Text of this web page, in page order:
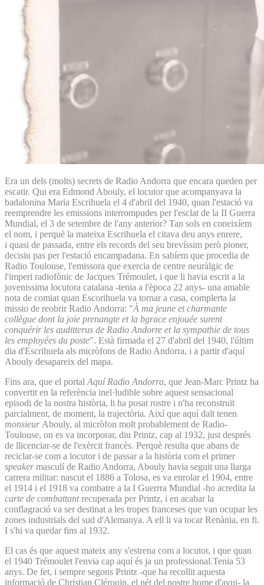
Era un dels (molts) secrets de Radio Andorra que encara queden per
escatir. Qui era Edmond Abouly, el locutor que acompanyava la
badalonina Maria Escrihuela el 4 d'abril del 1940, quan l'estació va
reemprendre les emissions interrompudes per l'esclat de la II Guerra
Mundial, el 3 de setembre de l'any anterior? Tan sols en coneixíem
el nom, i perquè la mateixa Escrihuela el citava deu anys enrere,
i quasi de passada, entre els records del seu brevíssim però pioner,
decisiu pas per l'estació encampadana. En sabíem que procedia de
Radio Toulouse, l'emissora que exercia de centre neuràlgic de
l'imperi radiofònic de Jacques Trémoulet, i que li havia escrit a la
jovenissima locutora catalana -tenia a l'època 22 anys- una amable
nota de comiat quan Escorihuela va tornar a casa, complerta la
missio de reobrir Radio Andorra: "À ma jeune et charmante
collègue dont la joie prenangte et la bgrace enjouée surent
conquérir les auditterus de Radio Andorre et la sympathie de tous
les employées du poste". Està firmada el 27 d'abril del 1940, l'últim
dia d'Escrihuela als micròfons de Radio Andorra, i a partir d'aquí
Abouly desapareix del mapa.
Fins ara, que el portal Aquí Radio Andorra, que Jean-Marc Printz ha
convertit en la referència inel·ludible sobre aquest sensacional
episodi de la nostra història, li ha posat rostre i n'ha reconstruït
parcialment, de moment, la trajectòria. Així que aquí dalt tenen
monsieur Abouly, al micròfon molt probablement de Radio-
Toulouse, on es va incorporar, diu Printz, cap al 1932, just després
de llicenciar-se de l'exèrcit francès. Perquè resulta que abans de
reciclar-se com a locutor i de passar a la història com el primer
speakermasculí de Radio Andorra, Abouly havia seguit una llarga
carrera militar: nascut el 1886 a Tolosa, es va enrolar el 1904, entre
el 1914 i el 1918 va combatre a la I Guerrra Mundial -ho acredita la
carte de combattantrecuperada per Printz, i en acabar la
conflagració va ser destinat a les tropes franceses que van ocupar les
zones industrials del sud d'Alemanya. A ell li va tocar Renània, en fi.
I s'hi va quedar fins al 1932.
El cas és que aquest mateix any s'estrena com a locutor, i que quan
el 1940 Trémoulet l'envia cap aquí és ja un professional.Tenia 53
anys. De fet, i sempre segons Printz -que ha recollit aquesta
informació de Christian Clérouin, el nét del nostre home d'avui- la